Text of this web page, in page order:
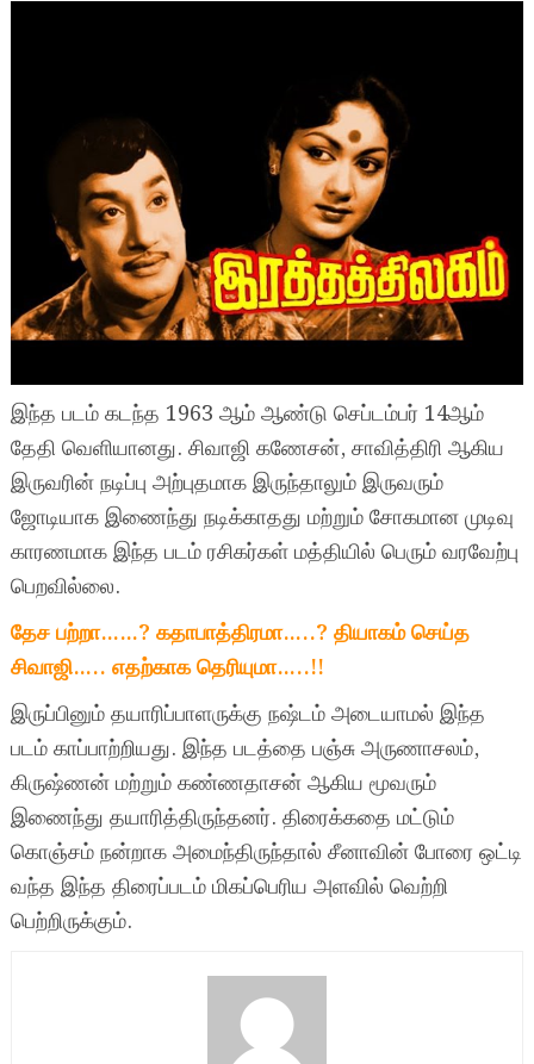
இந்த படம் கடந்த 1963 ஆம் ஆண்டு செப்டம்பர் 14ஆம்
தேதி வெளியானது. சிவாஜி கணேசன், சாவித்திரி ஆகிய
இருவரின் நடிப்பு அற்புதமாக இருந்தாலும் இருவரும்
ஜோடியாக இணைந்து நடிக்காதது மற்றும் சோகமான முடிவு
காரணமாக இந்த படம் ரசிகர்கள் மத்தியில் பெரும் வரவேற்பு
பெறவில்லை.
தேச பற்றா……? கதாபாத்திரமா…..? தியாகம் செய்த
சிவாஜி….. எதற்காக தெரியுமா…..!!
இருப்பினும் தயாரிப்பாளருக்கு நஷ்டம் அடையாமல் இந்த
படம் காப்பாற்றியது. இந்த படத்தை பஞ்சு அருணாசலம்,
கிருஷ்ணன் மற்றும் கண்ணதாசன் ஆகிய மூவரும்
இணைந்து தயாரித்திருந்தனர். திரைக்கதை மட்டும்
கொஞ்சம் நன்றாக அமைந்திருந்தால் சீனாவின் போரை ஒட்டி
வந்த இந்த திரைப்படம் மிகப்பெரிய அளவில் வெற்றி
பெற்றிருக்கும்.